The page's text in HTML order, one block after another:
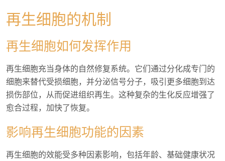
再生细胞的机制
再生细胞如何发挥作用
再生细胞充当身体的自然修复系统。它们通过分化成专门的
细胞来替代受损细胞，并分泌信号分子，吸引更多细胞到达
损伤部位，从而促进组织再生。这种复杂的生化反应增强了
愈合过程，加快了恢复。
影响再生细胞功能的因素
再生细胞的效能受多种因素影响，包括年龄、基础健康状况